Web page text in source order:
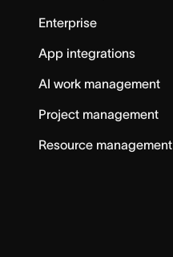
Enterprise
App integrations
AI work management
Project management
Resource management